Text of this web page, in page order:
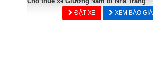
ĐẶT XE XEM BÁO GIÁ